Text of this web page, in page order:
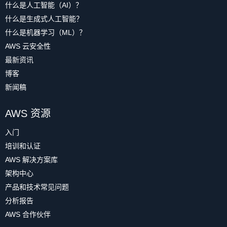
什么是人工智能（AI）？
什么是生成式人工智能？
什么是机器学习（ML）？
AWS 云安全性
最新资讯
博客
新闻稿
AWS 资源
入门
培训和认证
AWS 解决方案库
架构中心
产品和技术常见问题
分析报告
AWS 合作伙伴